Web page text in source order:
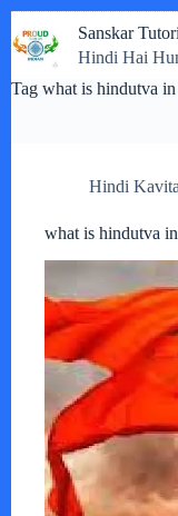
to
content
Sanskar
Hindi Hai
Tag what is hindutva
Hindi
what is hindutva